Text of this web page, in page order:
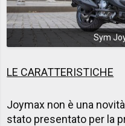
Sym
LE CARATTERISTICHE
Joymax non è una
stato presentato per la